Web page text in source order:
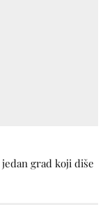
grad koji diše